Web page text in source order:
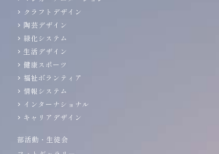
クラフトデザイン
陶芸デザイン
緑化システム
生活デザイン
健康スポーツ
福祉ボランティア
情報システム
インターナショナル
キャリアデザイン
部活動・生徒会